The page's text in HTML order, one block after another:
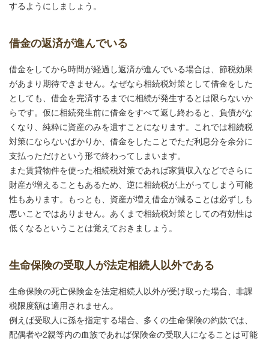
するようにしましょう。
借金の返済が進んでいる
借金をしてから時間が経過し返済が進んでいる場合は、節税効果
があまり期待できません。なぜなら相続税対策として借金をした
としても、借金を完済するまでに相続が発生するとは限らないか
らです。仮に相続発生前に借金をすべて返し終わると、負債がな
くなり、純粋に資産のみを遺すことになります。これでは相続税
対策にならないばかりか、借金をしたことでただ利息分を余分に
支払っただけという形で終わってしまいます。
また賃貸物件を使った相続税対策であれば家賃収入などでさらに
財産が増えることもあるため、逆に相続税が上がってしまう可能
性もあります。もっとも、資産が増え借金が減ることは必ずしも
悪いことではありません。あくまで相続税対策としての有効性は
低くなるということは覚えておきましょう。
生命保険の受取人が法定相続人以外である
生命保険の死亡保険金を法定相続人以外が受け取った場合、非課
税限度額は適用されません。
例えば受取人に孫を指定する場合、多くの生命保険の約款では、
配偶者や2親等内の血族であれば保険金の受取人になることは可能